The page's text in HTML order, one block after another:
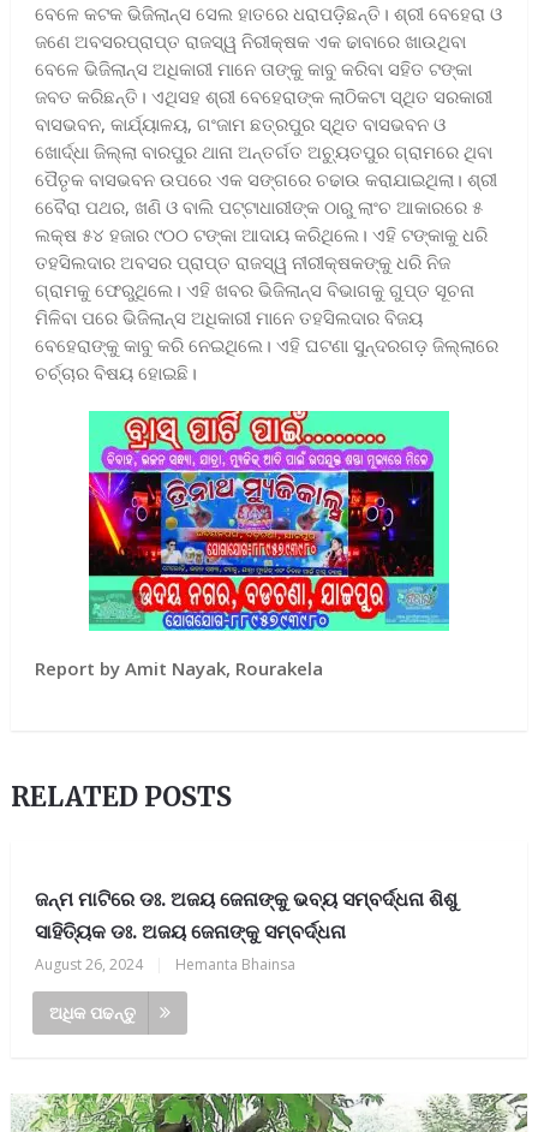
ବେଳେ କଟକ ଭିଜିଲାନ୍ସ ସେଲ ହାତରେ ଧରାପଡ଼ିଛନ୍ତି। ଶ୍ରୀ ବେହେରା ଓ
ଜଣେ ଅବସରପ୍ରାପ୍ତ ରାଜସ୍ୱ ନିରୀକ୍ଷକ ଏକ ଢାବାରେ ଖାଉଥିବା
ବେଳେ ଭିଜିଲାନ୍ସ ଅଧିକାରୀ ମାନେ ତାଙ୍କୁ କାବୁ କରିବା ସହିତ ଟଙ୍କା
ଜବତ କରିଛନ୍ତି। ଏଥିସହ ଶ୍ରୀ ବେହେରାଙ୍କ ଲାଠିକଟା ସ୍ଥିତ ସରକାରୀ
ବାସଭବନ, କାର୍ଯ୍ୟାଳୟ, ଗଂଜାମ ଛତ୍ରପୁର ସ୍ଥିତ ବାସଭବନ ଓ
ଖୋର୍ଦ୍ଧା ଜିଲ୍ଲା ବାରପୁର ଥାନା ଅନ୍ତର୍ଗତ ଅଚ୍ୟୁତପୁର ଗ୍ରାମରେ ଥିବା
ପୈତୃକ ବାସଭବନ ଉପରେ ଏକ ସଙ୍ଗରେ ଚଢାଉ କରାଯାଇଥିଲା। ଶ୍ରୀ
ବେୈରା ପଥର, ଖଣି ଓ ବାଲି ପଟ୍ଟାଧାରୀଙ୍କ ଠାରୁ ଲାଂଚ ଆକାରରେ ୫
ଲକ୍ଷ ୫୪ ହଜାର ୯୦୦ ଟଙ୍କା ଆଦାୟ କରିଥିଲେ। ଏହି ଟଙ୍କାକୁ ଧରି
ତହସିଲଦାର ଅବସର ପ୍ରାପ୍ତ ରାଜସ୍ୱ ନୀରୀକ୍ଷକଙ୍କୁ ଧରି ନିଜ
ଗ୍ରାମକୁ ଫେରୁଥିଲେ। ଏହି ଖବର ଭିଜିଲାନ୍ସ ବିଭାଗକୁ ଗୁପ୍ତ ସୂଚନା
ମିଳିବା ପରେ ଭିଜିଲାନ୍ସ ଅଧିକାରୀ ମାନେ ତହସିଲଦାର ବିଜୟ
ବେହେରାଙ୍କୁ କାବୁ କରି ନେଇଥିଲେ। ଏହି ଘଟଣା ସୁନ୍ଦରଗଡ଼ ଜିଲ୍ଲାରେ
ଚର୍ଚ୍ଚାର ବିଷୟ ହୋଇଛି।
Report by Amit Nayak, Rourakela
RELATED POSTS
ଜନ୍ମ ମାଟିରେ ଡଃ. ଅଜୟ ଜେନାଙ୍କୁ ଭବ୍ୟ ସମ୍ବର୍ଦ୍ଧନା ଶିଶୁ
ସାହିତ୍ୟିକ ଡଃ. ଅଜୟ ଜେନାଙ୍କୁ ସମ୍ବର୍ଦ୍ଧନା
August 26, 2024 Hemanta Bhainsa
ଅଧିକ ପଢନ୍ତୁ